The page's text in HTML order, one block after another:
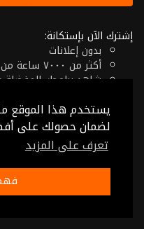
يستخدم هذا الموقع
لضمان حصولك على
تعرف على المزيد
إشترك الآن بإستكانة:
بدون إعلانات
أكثر من ٧٠٠٠ ساعة من الأفلام مستقلة
شاهد برامجك المفضلة
إلغاء في أي وقت
فقط $7.99 شهريا أو $59.99 سنويا
شروط